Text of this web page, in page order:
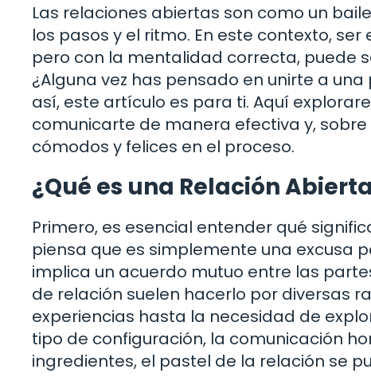
Las relaciones abiertas son como un
los pasos y el ritmo. En este contexto,
pero con la mentalidad correcta, puede
¿Alguna vez has pensado en unirte a
así, este artículo es para ti. Aquí
comunicarte de manera efectiva y,
cómodos y felices en el proceso.
¿Qué es una Relación
Primero, es esencial entender qué
piensa que es simplemente una excusa
implica un acuerdo mutuo entre las
de relación suelen hacerlo por diversas
experiencias hasta la necesidad de
tipo de configuración, la comunicación
ingredientes, el pastel de la relación se